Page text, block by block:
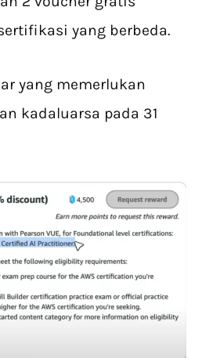
yang berbeda.
yang memerlukan
kadaluarsa pada 31